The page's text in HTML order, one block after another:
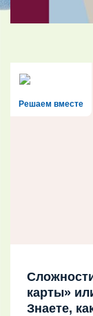
Решаем вместе
карты»
Знаете,